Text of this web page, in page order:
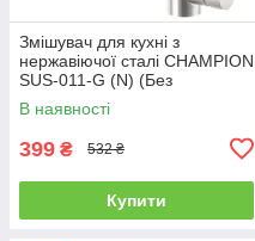
Змішувач для кухні з
нержавіючої сталі CHAMPION
SUS-011-G (N) (Без
підводних шлангів)
В наявності
399 ₴ 532 ₴
Купити